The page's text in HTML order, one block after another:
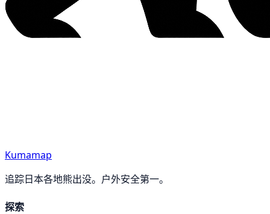
Kumamap
追踪日本各地熊出没。户外安全第一。
探索